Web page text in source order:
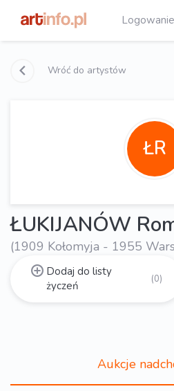
Logowanie
Wróć do artystów
ŁR
ŁUKIJANÓW
(1909 Kołomyja - 1955
Dodaj do listy
życzeń
(0)
Aukcje